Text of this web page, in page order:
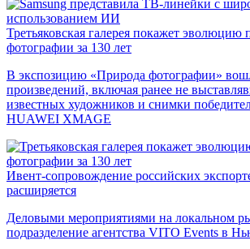
Третьяковская галерея покажет эволюцию
фотографии за 130 лет
В экспозицию «Природа фотографии»
произведений, включая ранее не
известных художников и снимки
HUAWEI XMAGE
Ивент-сопровождение российских
расширяется
Деловыми мероприятиями на локальном
подразделение агентства VITO Events в